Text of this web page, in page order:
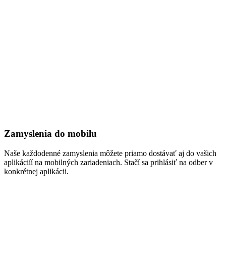
Zamyslenia do mobilu
Naše každodenné zamyslenia môžete priamo dostávať aj do vašich
aplikáciíí na mobilných zariadeniach. Stačí sa prihlásiť na odber v
konkrétnej aplikácii.